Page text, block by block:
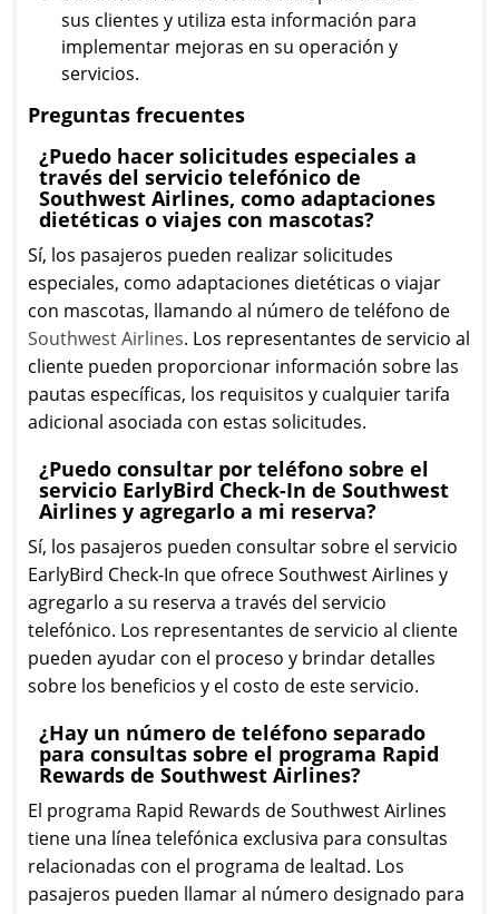
sus clientes y utiliza esta información para
implementar mejoras en su operación y
servicios.
Preguntas frecuentes
¿Puedo hacer solicitudes especiales a
través del servicio telefónico de
Southwest Airlines, como adaptaciones
dietéticas o viajes con mascotas?
Sí, los pasajeros pueden realizar solicitudes
especiales, como adaptaciones dietéticas o viajar
con mascotas, llamando al número de teléfono de
Southwest Airlines. Los representantes de servicio al
cliente pueden proporcionar información sobre las
pautas específicas, los requisitos y cualquier tarifa
adicional asociada con estas solicitudes.
¿Puedo consultar por teléfono sobre el
servicio EarlyBird Check-In de Southwest
Airlines y agregarlo a mi reserva?
Sí, los pasajeros pueden consultar sobre el servicio
EarlyBird Check-In que ofrece Southwest Airlines y
agregarlo a su reserva a través del servicio
telefónico. Los representantes de servicio al cliente
pueden ayudar con el proceso y brindar detalles
sobre los beneficios y el costo de este servicio.
¿Hay un número de teléfono separado
para consultas sobre el programa Rapid
Rewards de Southwest Airlines?
El programa Rapid Rewards de Southwest Airlines
tiene una línea telefónica exclusiva para consultas
relacionadas con el programa de lealtad. Los
pasajeros pueden llamar al número designado para